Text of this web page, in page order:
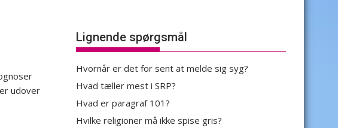
udover
Lignende spørgsmål
Hvornår er det for sent at melde sig syg?
Hvad tæller mest i SRP?
Hvad er paragraf 101?
Hvilke religioner må ikke spise gris?